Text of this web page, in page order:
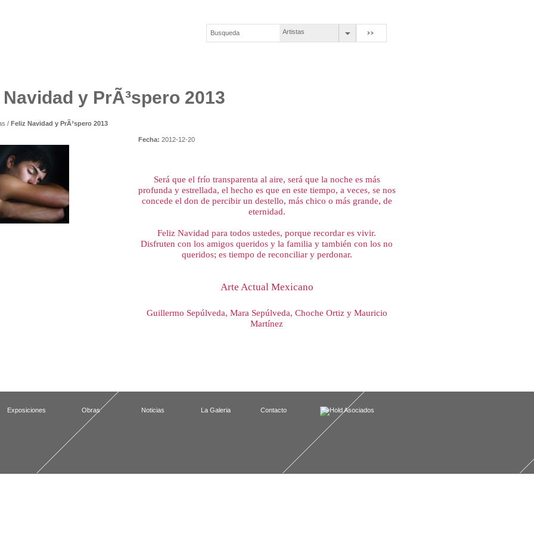
Artistas
Navidad y PrÃ³spero 2013
/ Feliz Navidad y PrÃ³spero 2013
Fecha: 2012-12-20
Será que el frío transparenta al aire, será que la noche es más
profunda y estrellada, el hecho es que en este tiempo, a veces, se nos
concede el don de percibir un destello, más chico o más grande, de
eternidad.
Feliz Navidad para todos ustedes, porque recordar es vivir.
Disfruten con los amigos queridos y la familia y también con los no
queridos; es tiempo de reconciliar y perdonar.
Arte Actual Mexicano
Guillermo Sepúlveda, Mara Sepúlveda, Choche Ortiz y Mauricio
Martínez
Exposiciones Obras Noticias La Galeria Contacto